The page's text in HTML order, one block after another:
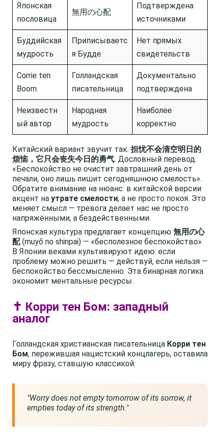
Японская
пословица
無用の心配
Подтверждена
источниками
Буддийская
мудрость
Приписываетс
я Будде
Нет прямых
свидетельств
Corrie ten
Boom
Голландская
писательница
Документально
подтверждена
Неизвестн
ый автор
Народная
мудрость
Наиболее
корректно
Китайский вариант звучит так: 担忧不会清空明日的
烦恼，它只会丧失今日的勇气. Дословный перевод:
«Беспокойство не очистит завтрашний день от
печали, оно лишь лишит сегодняшнюю смелость».
Обратите внимание на нюанс: в китайской версии
акцент на утрате смелости, а не просто покоя. Это
меняет смысл — тревога делает нас не просто
напряжёнными, а бездейственными.
Японская культура предлагает концепцию 無用の心
配(muyō no shinpai) — «бесполезное беспокойство».
В Японии веками культивируют идею: если
проблему можно решить — действуй, если нельзя —
беспокойство бессмысленно. Эта бинарная логика
экономит ментальные ресурсы.
✝️ Корри тен Бом: западный
аналог
Голландская христианская писательница Корри тен
Бом, пережившая нацистский концлагерь, оставила
миру фразу, ставшую классикой:
"Worry does not empty tomorrow of its sorrow, it
empties today of its strength."